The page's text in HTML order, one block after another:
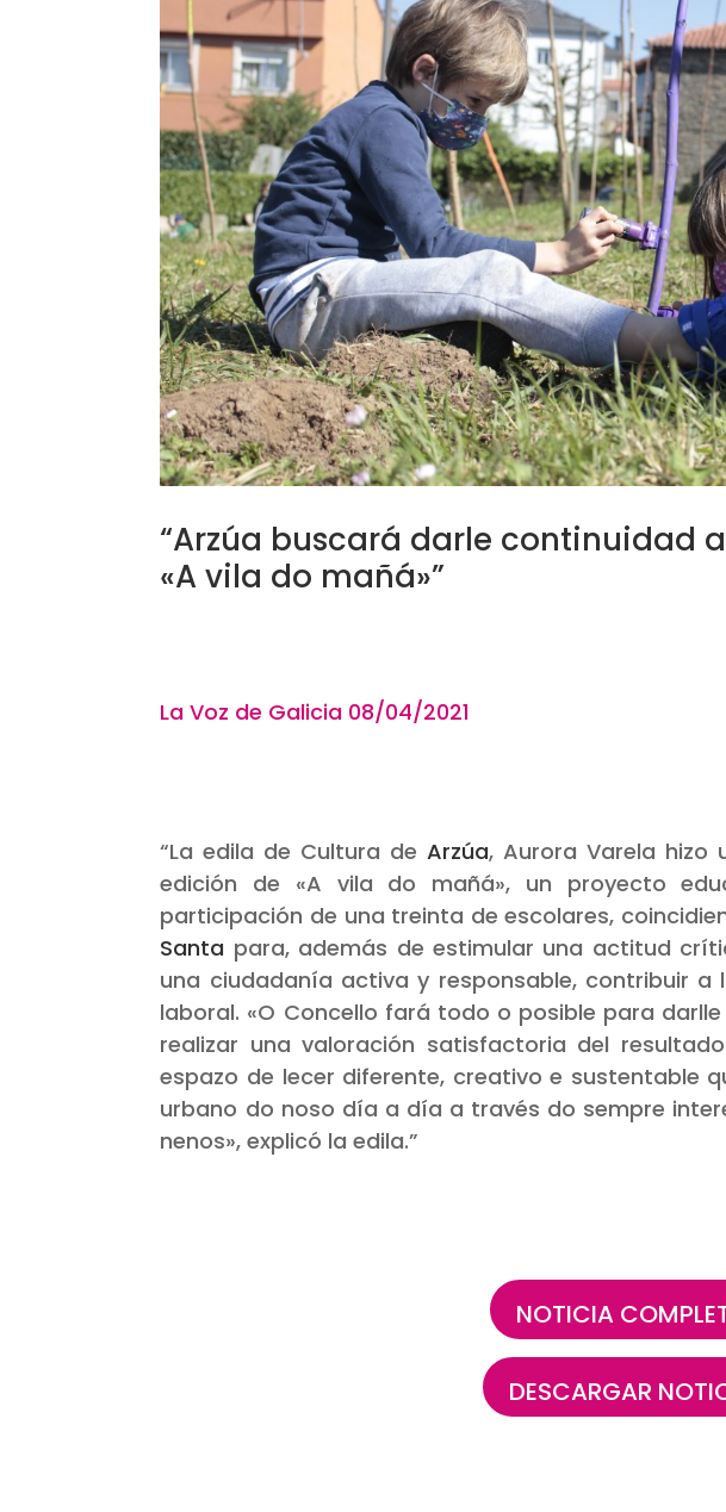
“Arzúa buscará darle continuidad
«A vila do mañá»”
La Voz de Galicia 08/04/2021
“La edila de Cultura de Arzúa, Aurora Varela hizo
edición de «A vila do mañá», un proyecto
participación de una treinta de escolares,
Santa para, además de estimular una actitud
una ciudadanía activa y responsable, contribuir a
laboral. «O Concello fará todo o posible para
realizar una valoración satisfactoria del
espazo de lecer diferente, creativo e sustentable
urbano do noso día a día a través do sempre
nenos», explicó la edila.”
NOTICIA
DESCARGAR